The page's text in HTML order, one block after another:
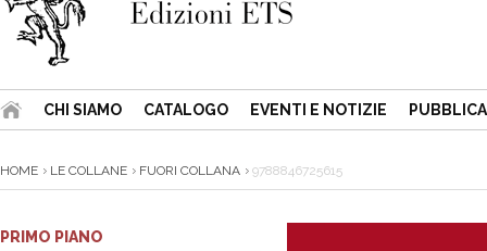
CHI SIAMO CATALOGO EVENTI E NOTIZIE
HOME LE COLLANE FUORI COLLANA 9788846725615
PRIMO PIANO